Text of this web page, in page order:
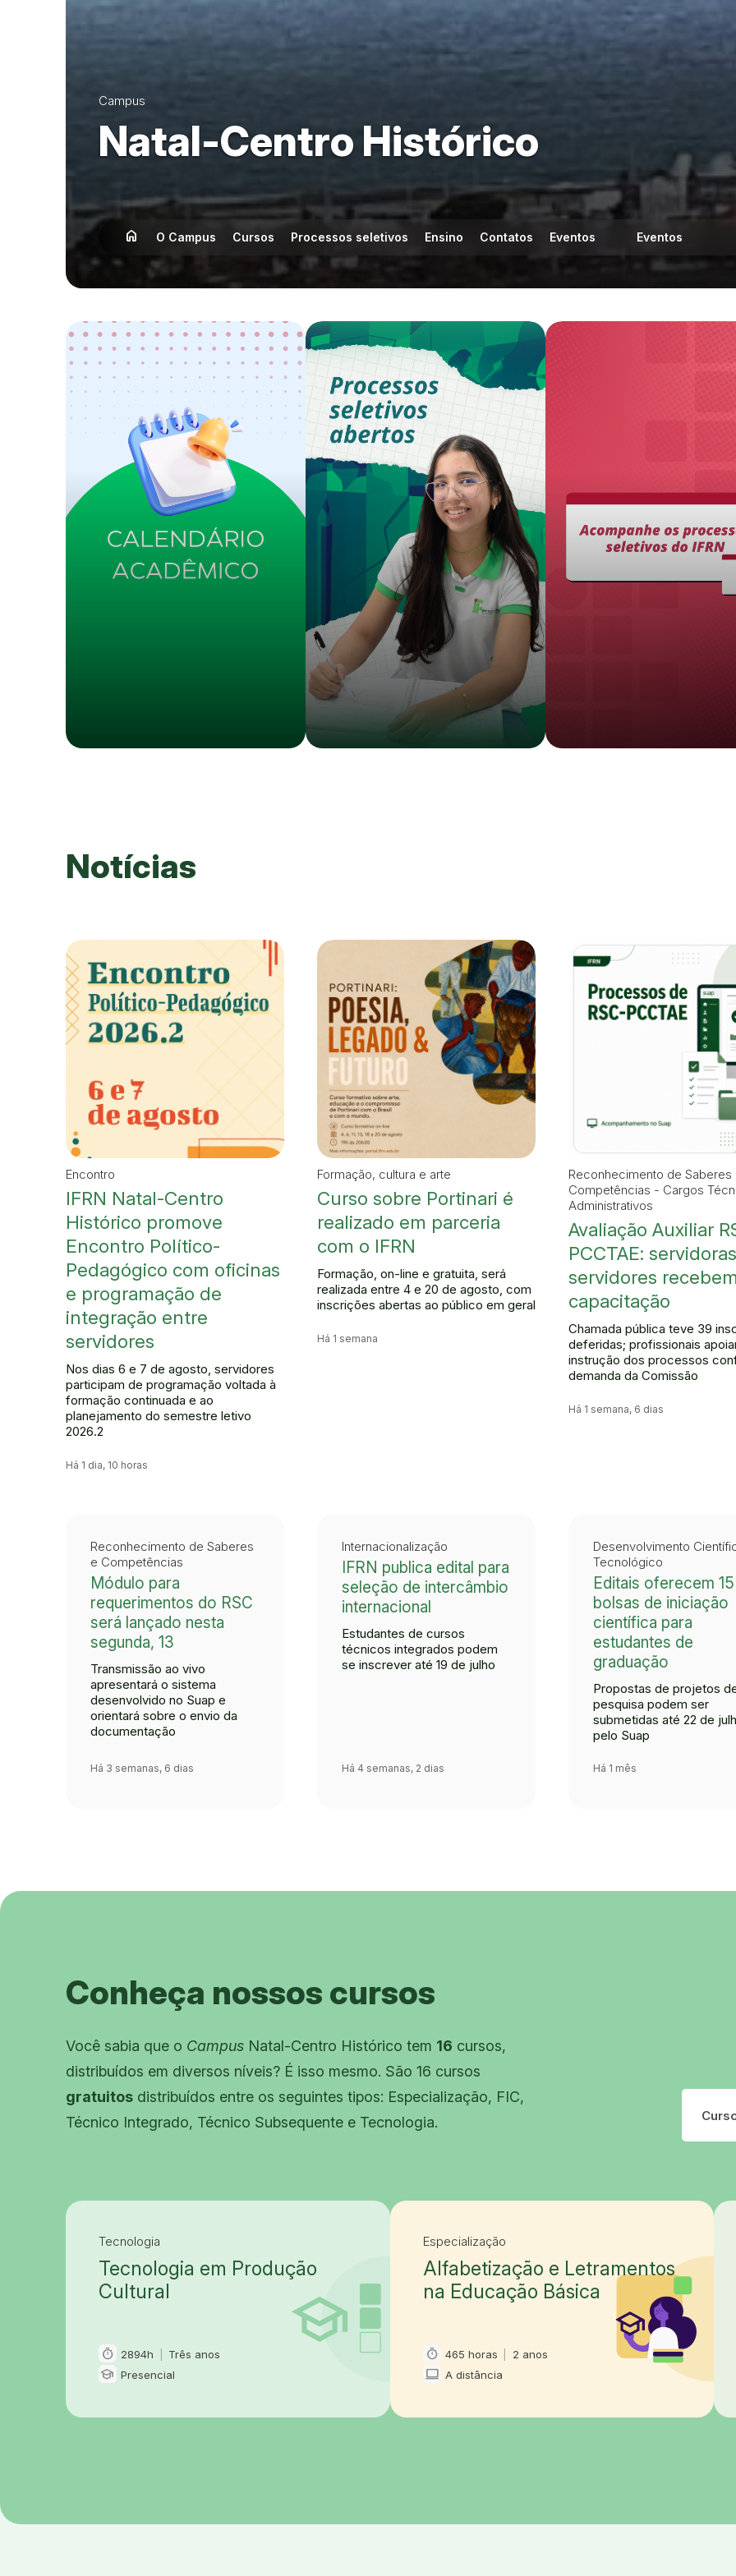
Campus
Natal-Centro Histórico
home Início Cursos Processos seletivos
O Campus Ensino Eventos
Contatos Eventos
Destaques
Notícias
Encontro
IFRN Natal-Centro
Histórico promove
Encontro Político-
Pedagógico com oficinas
e programação de
integração entre
servidores
Nos dias 6 e 7 de agosto, servidores
participam de programação voltada à
formação continuada e ao
planejamento do semestre letivo
2026.2
Há 1 dia, 10 horas
Formação, cultura e arte
Curso sobre Portinari é
realizado em parceria
com o IFRN
Formação, on-line e gratuita, será
realizada entre 4 e 20 de agosto, com
inscrições abertas ao público em geral
Há 1 semana
Reconhecimento de Saberes
Competências - Cargos
Administrativos
Avaliação Auxiliar
PCCTAE:
servidores recebem
capacitação
Chamada pública teve 39
deferidas; profissionais
instrução dos processos
demanda da Comissão
Há 1 semana, 6 dias
Reconhecimento de Saberes
e Competências
Módulo para
requerimentos do RSC
será lançado nesta
segunda, 13
Transmissão ao vivo
apresentará o sistema
desenvolvido no Suap e
orientará sobre o envio da
documentação
Há 3 semanas, 6 dias
Internacionalização
IFRN publica edital para
seleção de intercâmbio
internacional
Estudantes de cursos
técnicos integrados podem
se inscrever até 19 de julho
Há 4 semanas, 2 dias
Desenvolvimento
Tecnológico
Editais oferecem 15
bolsas de iniciação
científica para
estudantes de
graduação
Propostas de projetos
pesquisa podem ser
submetidas até 22 de
pelo Suap
Há 1 mês
Conheça nossos cursos
Você sabia que o Campus Natal-Centro Histórico tem 16 cursos,
distribuídos em diversos níveis? É isso mesmo. São 16 cursos
gratuitos distribuídos entre os seguintes tipos: Especialização, FIC,
Técnico Integrado, Técnico Subsequente e Tecnologia.
O que
Tecnologia
Tecnologia em Produção
Cultural
timer
Carga horária e duração
2894h Três anos
school
Modalidade
Presencial
Especialização
Alfabetização e Letramentos
na Educação Básica
timer
Carga horária e duração
465 horas 2 anos
computer
Modalidade
A distância